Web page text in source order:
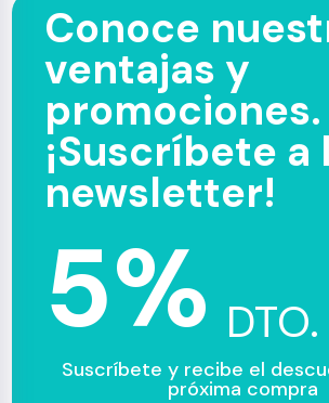
Conoce
ventajas y
promociones.
¡Suscríbete a
newsletter!
5% DTO.
Suscríbete y recibe el
próxima compra